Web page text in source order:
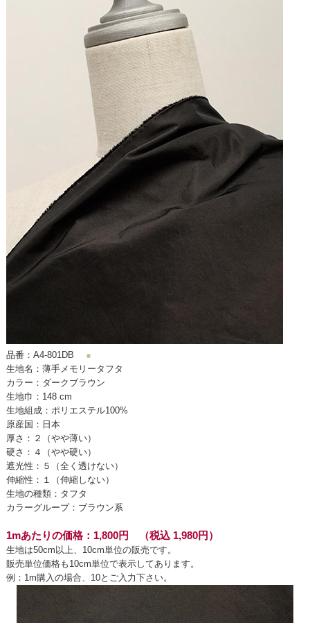
品番：A4-801DB ●
生地名：薄手メモリータフタ
カラー：ダークブラウン
生地巾：148 cm
生地組成：ポリエステル100%
原産国：日本
厚さ：２（やや薄い）
硬さ：４（やや硬い）
遮光性：５（全く透けない）
伸縮性：１（伸縮しない）
生地の種類：タフタ
カラーグループ：ブラウン系
1mあたりの価格：1,800円 （税込 1,980円）
生地は50cm以上、10cm単位の販売です。
販売単位価格も10cm単位で表示してあります。
例：1m購入の場合、10とご入力下さい。